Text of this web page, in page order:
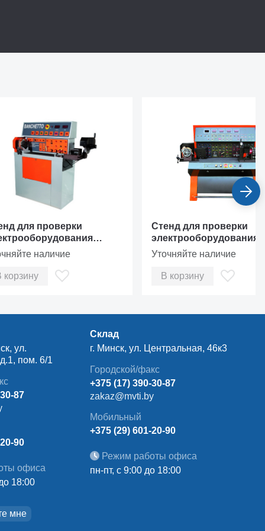
для проверки
автомобилей
EVO Spin
наличие
корзину
Стенд для проверки
электрооборудования
легковых и грузовых
D TRUCK EVO Spin
Уточняйте наличие
В корзину
ул.
пом. 6/1
87
90
офиса
18:00
Склад
г. Минск, ул. Центральная, 46к3
Городской/факс
+375 (17) 390-30-87
zakaz@mvti.by
Мобильный
+375 (29) 601-20-90
Режим работы офиса
пн-пт, с 9:00 до 18:00
мне